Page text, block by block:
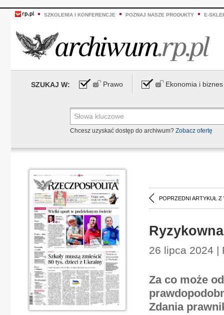
SZKOLENIA I KONFERENCJE POZNAJ NASZE PRODUKTY E-
SZUKAJ W: Prawo Ekonomia i biznes
Chcesz uzyskać dostęp do archiwum? Zobacz ofertę
POPRZEDNI ARTYKUŁ Z
26 lipca 2024 |
Za co może
Zdania